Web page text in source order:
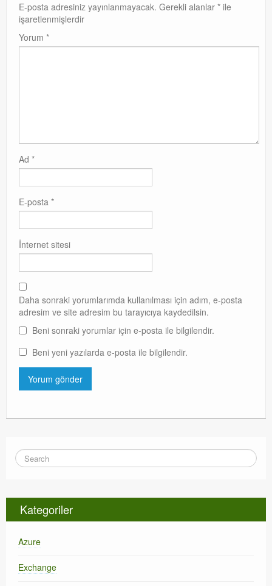
E-posta adresiniz yayınlanmayacak. Gerekli alanlar * ile
işaretlenmişlerdir
Yorum *
Ad *
E-posta *
İnternet sitesi
Daha sonraki yorumlarımda kullanılması için adım, e-posta
adresim ve site adresim bu tarayıcıya kaydedilsin.
Beni sonraki yorumlar için e-posta ile bilgilendir.
Beni yeni yazılarda e-posta ile bilgilendir.
Kategoriler
Azure
Exchange